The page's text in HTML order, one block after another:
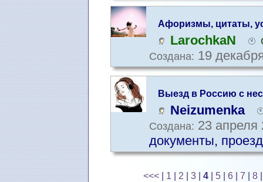
Афоризмы, цитаты,
LarochkaN
Создана: 19
Выезд в Россию с
Neizumenka
Создана: 23 апреля
документы,
<<< 1 2 3 4 5 6 7 8